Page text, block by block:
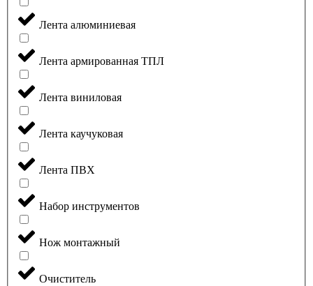
Лента алюминиевая
Лента армированная ТПЛ
Лента виниловая
Лента каучуковая
Лента ПВХ
Набор инструментов
Нож монтажный
Очиститель